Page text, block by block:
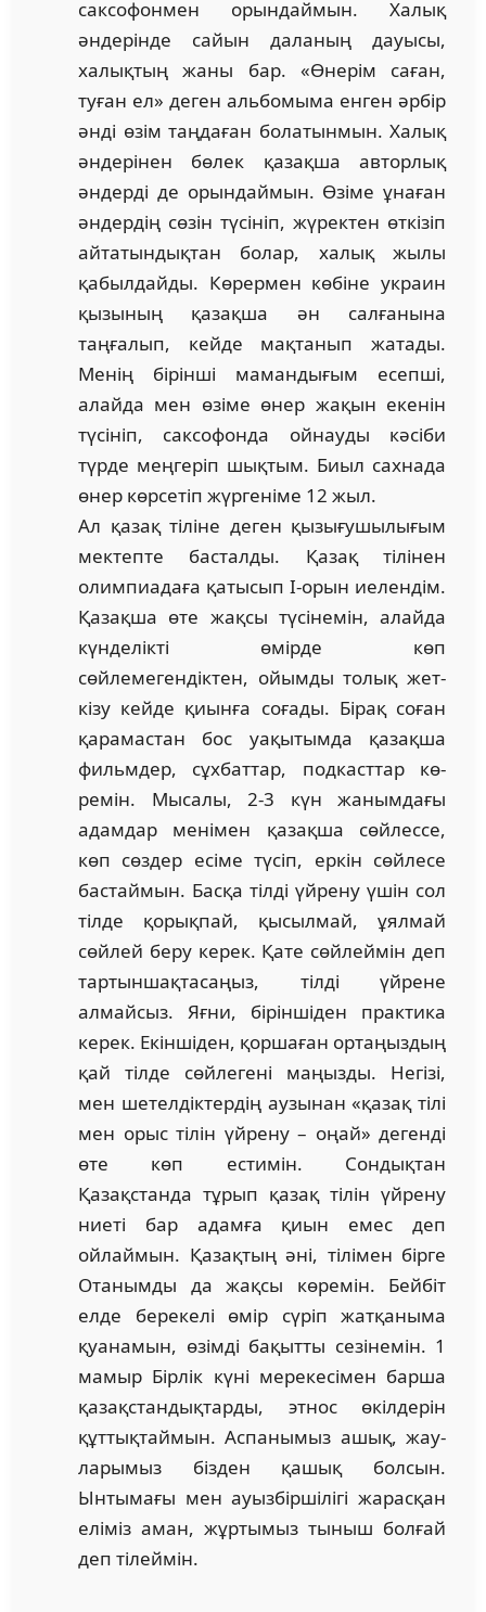
саксофонмен орындаймын. Халық
әндерінде сайын даланың дауысы,
халықтың жаны бар. «Өнерім саған,
туған ел» деген альбомыма енген әрбір
әнді өзім таңдаған болатынмын. Халық
әндерінен бөлек қазақша авторлық
әндерді де орындаймын. Өзіме ұнаған
әндердің сөзін түсініп, жүректен өткізіп
айтатындықтан болар, халық жылы
қабылдайды. Көрермен көбіне украин
қызының қазақша ән салғанына
таңғалып, кейде мақтанып жатады.
Менің бірінші мамандығым есепші,
алайда мен өзіме өнер жақын екенін
түсініп, саксофонда ойнауды кәсіби
түрде меңгеріп шықтым. Биыл сахнада
өнер көрсетіп жүргеніме 12 жыл.
Ал қазақ тіліне деген қызығушылығым
мектепте бас­талды. Қазақ тілінен
олимпиадаға қатысып І-орын ие­лендім.
Қазақша өте жақсы түсінемін, алайда
күн­де­лікті өмірде көп
сөйлемегендіктен, ойымды толық жет­
кізу кейде қиынға соғады. Бірақ соған
қарамастан бос уа­­қытымда қазақша
фильмдер, сұхбаттар, подкасттар кө­
ремін. Мысалы, 2-3 күн жанымдағы
адамдар менімен қа­­зақша сөйлессе,
көп сөздер есіме түсіп, еркін сөйлесе
бас­таймын. Басқа тілді үйрену үшін сол
тілде қорықпай, қы­­сылмай, ұялмай
сөйлей беру керек. Қате сөйлеймін деп
тартыншақтасаңыз, тілді үйрене
алмайсыз. Яғни, бі­рін­шіден практика
керек. Екіншіден, қоршаған ор­таңыздың
қай тілде сөйлегені маңызды. Негізі,
мен шетелдіктердің аузынан «қазақ тілі
мен орыс тілін үйрену – оңай» дегенді
өте көп естимін. Сондықтан
Қазақстанда тұ­рып қазақ тілін үйрену
ниеті бар адамға қиын емес деп
ойлаймын. Қазақтың әні, тілімен бірге
Отанымды да жақ­сы көремін. Бейбіт
елде берекелі өмір сүріп жат­қаныма
қуанамын, өзімді бақытты сезінемін. 1
мамыр Бірлік күні мерекесімен барша
қазақстандықтарды, эт­нос өкілдерін
құттықтаймын. Аспанымыз ашық, жау­
лары­мыз бізден қашық болсын.
Ынтымағы мен ауызбір­шілігі жарасқан
еліміз аман, жұртымыз тыныш болғай
деп тілеймін.